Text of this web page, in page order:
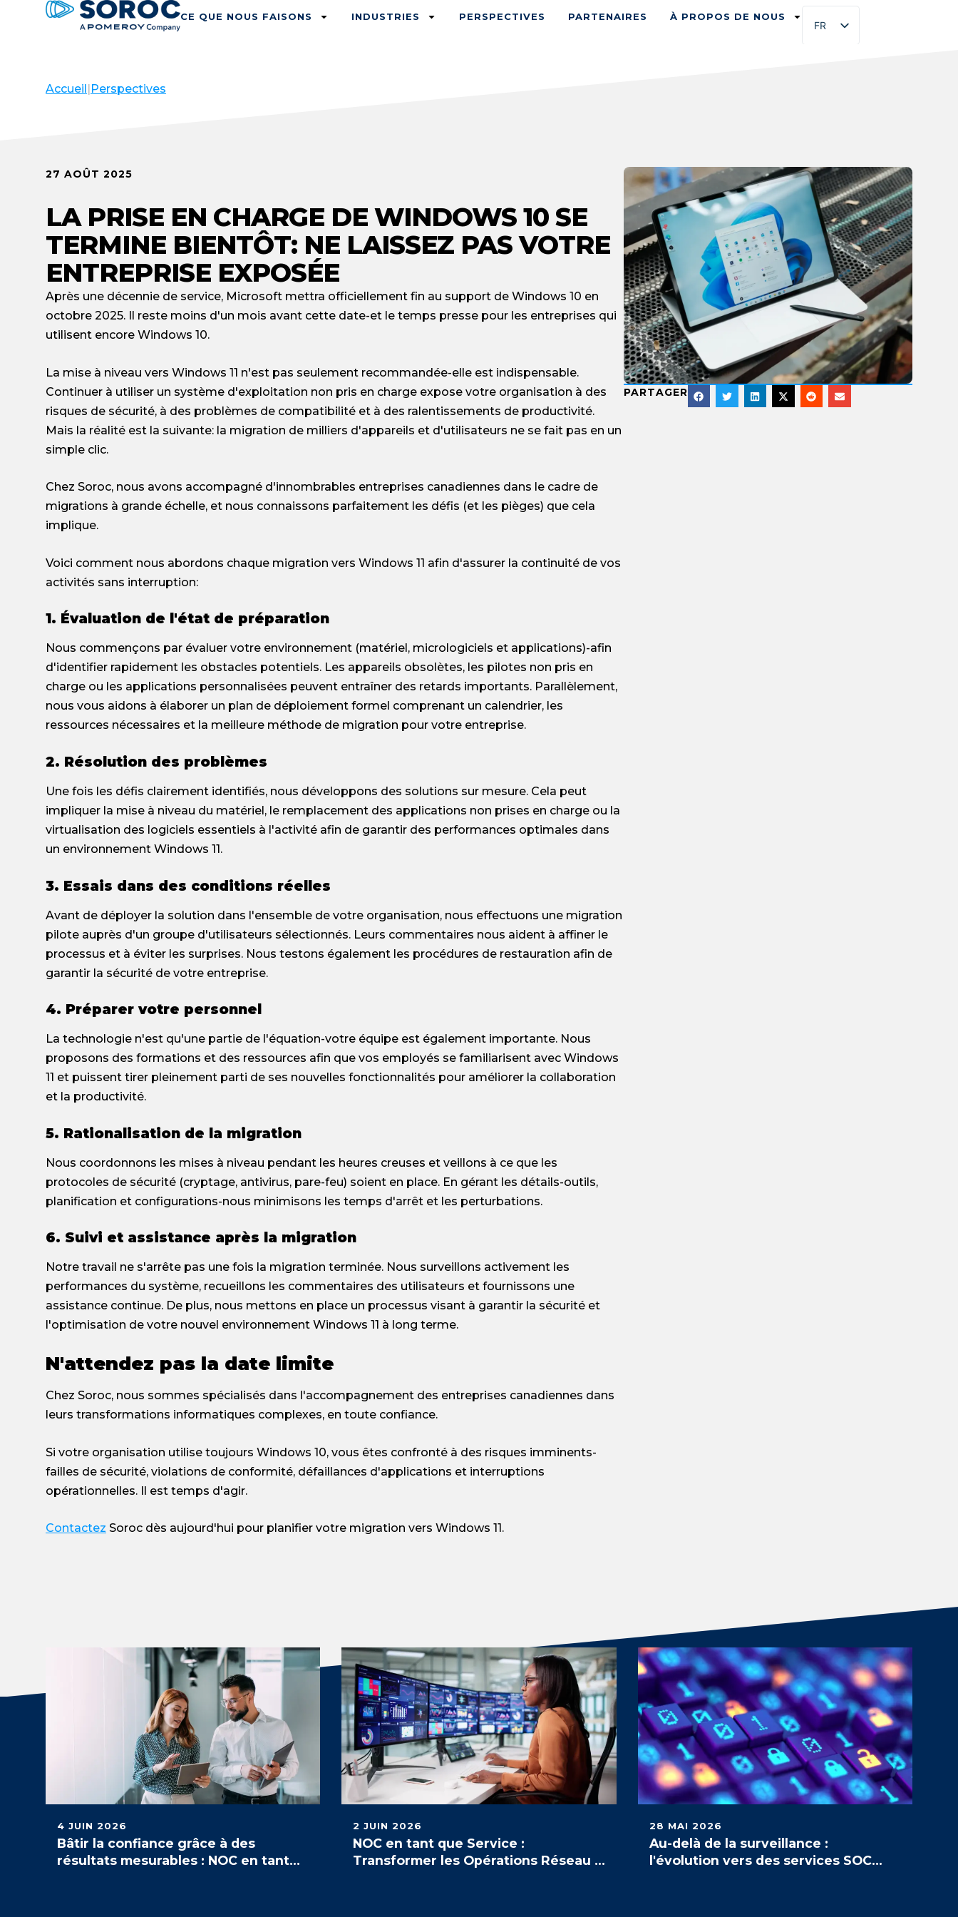
CE QUE NOUS FAISONS INDUSTRIES PERSPECTIVES PARTENAIRES À PROPOS DE NOUS
FR
Accueil|Perspectives
PARTAGER
27 AOÛT 2025
LA PRISE EN CHARGE DE WINDOWS 10 SE
TERMINE BIENTÔT: NE LAISSEZ PAS VOTRE
ENTREPRISE EXPOSÉE
Après une décennie de service, Microsoft mettra officiellement fin au support de Windows 10 en
octobre 2025. Il reste moins d'un mois avant cette date-et le temps presse pour les entreprises qui
utilisent encore Windows 10.
La mise à niveau vers Windows 11 n'est pas seulement recommandée-elle est indispensable.
Continuer à utiliser un système d'exploitation non pris en charge expose votre organisation à des
risques de sécurité, à des problèmes de compatibilité et à des ralentissements de productivité.
Mais la réalité est la suivante: la migration de milliers d'appareils et d'utilisateurs ne se fait pas en un
simple clic.
Chez Soroc, nous avons accompagné d'innombrables entreprises canadiennes dans le cadre de
migrations à grande échelle, et nous connaissons parfaitement les défis (et les pièges) que cela
implique.
Voici comment nous abordons chaque migration vers Windows 11 afin d'assurer la continuité de vos
activités sans interruption:
1. Évaluation de l'état de préparation
Nous commençons par évaluer votre environnement (matériel, micrologiciels et applications)-afin
d'identifier rapidement les obstacles potentiels. Les appareils obsolètes, les pilotes non pris en
charge ou les applications personnalisées peuvent entraîner des retards importants. Parallèlement,
nous vous aidons à élaborer un plan de déploiement formel comprenant un calendrier, les
ressources nécessaires et la meilleure méthode de migration pour votre entreprise.
2. Résolution des problèmes
Une fois les défis clairement identifiés, nous développons des solutions sur mesure. Cela peut
impliquer la mise à niveau du matériel, le remplacement des applications non prises en charge ou la
virtualisation des logiciels essentiels à l'activité afin de garantir des performances optimales dans
un environnement Windows 11.
3. Essais dans des conditions réelles
Avant de déployer la solution dans l'ensemble de votre organisation, nous effectuons une migration
pilote auprès d'un groupe d'utilisateurs sélectionnés. Leurs commentaires nous aident à affiner le
processus et à éviter les surprises. Nous testons également les procédures de restauration afin de
garantir la sécurité de votre entreprise.
4. Préparer votre personnel
La technologie n'est qu'une partie de l'équation-votre équipe est également importante. Nous
proposons des formations et des ressources afin que vos employés se familiarisent avec Windows
11 et puissent tirer pleinement parti de ses nouvelles fonctionnalités pour améliorer la collaboration
et la productivité.
5. Rationalisation de la migration
Nous coordonnons les mises à niveau pendant les heures creuses et veillons à ce que les
protocoles de sécurité (cryptage, antivirus, pare-feu) soient en place. En gérant les détails-outils,
planification et configurations-nous minimisons les temps d'arrêt et les perturbations.
6. Suivi et assistance après la migration
Notre travail ne s'arrête pas une fois la migration terminée. Nous surveillons activement les
performances du système, recueillons les commentaires des utilisateurs et fournissons une
assistance continue. De plus, nous mettons en place un processus visant à garantir la sécurité et
l'optimisation de votre nouvel environnement Windows 11 à long terme.
N'attendez pas la date limite
Chez Soroc, nous sommes spécialisés dans l'accompagnement des entreprises canadiennes dans
leurs transformations informatiques complexes, en toute confiance.
Si votre organisation utilise toujours Windows 10, vous êtes confronté à des risques imminents-
failles de sécurité, violations de conformité, défaillances d'applications et interruptions
opérationnelles. Il est temps d'agir.
Contactez Soroc dès aujourd'hui pour planifier votre migration vers Windows 11.
4 JUIN 2026
Bâtir la confiance grâce à des
résultats mesurables : NOC en tant
2 JUIN 2026
NOC en tant que Service :
Transformer les Opérations Réseau à
28 MAI 2026
Au-delà de la surveillance :
l'évolution vers des services SOC